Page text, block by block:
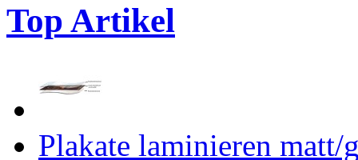
Top Artikel
Plakate laminieren matt/